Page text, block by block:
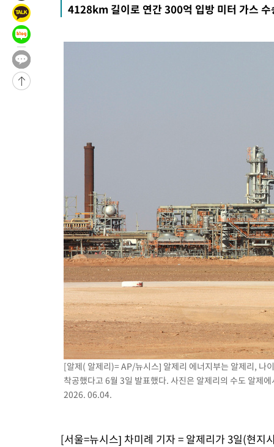
3시간 전 >
[속보]'압수수색·성접대 논란' 축구협회 "실망과 걱정 안겨드려
6시간 전 >
8시간 전 >
[속보]뉴욕증시 상승 마감…S&P 0.6% 나스닥 1.3%↑
-30799초 전 >
-21846초 전 >
한민수·김용 순
-21799초 전 >
[속보]與 당대표 경선, 제주·인천 권리당원 투표 김민석 승리
낮 최고 35도 '무더위'…동해안 시간당 30㎜ '강한 비'[내일날
[속보]이강인 "감독님이 원하는 마음 느꼈고, 많은 트로피 원해
수도권 40도 육박 '펄펄'…동해안 일부 지역엔 호의주의보
온열질환 사망자 3명 늘어…누적 환자 3000명 돌파
강릉에 시간당 81.4㎜ 물폭탄…도로 잠기고 담벼락 붕괴
백운산서 80년근 천종산삼 9뿌리 발견…감정가 1.3억원
선재도서 해루질 나섰다 실종 60대, 닷새 만에 숨진 채 발견
남자 농구, 나고야 아시안게임서 '홈팀' 일본과 한일전
여수 오동도 해상서 모터보트 전복…1명 사망·1명 실종
극한폭염 한풀 꺾이지만…'낮 최고 35도' 무더위, 열대야 계속[다
축구협회 "압수수색·성접대 논란 사과…쇄신의 기회로 삼겠다"
[속보]'압수수색·성접대 논란' 축구협회 "실망과 걱정 안겨드려
'최고 37도' 폭염 지속…강원동해안 최대 150㎜ 비
[속보]뉴욕증시 상승 마감…S&P 0.6% 나스닥 1.3%↑
4128km 길이로 연간 300억 입방 미터 가스 수
[알제( 알제리)= AP/뉴시스] 알제리 에너지부는 알제리, 나
착공했다고 6월 3일 발표했다. 사진은 알제리의 수도 알제
2026. 06.04.
[서울=뉴시스] 차미례 기자 = 알제리가 3일(현지